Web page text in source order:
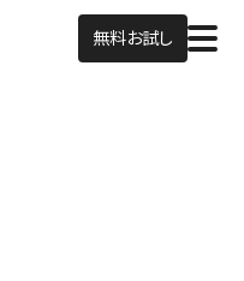
無料お試し